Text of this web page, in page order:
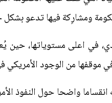
ومشارِكة فيها تدعو بشكل
في اعلى مستوياتها، حين
من الوجود الأمريكي
واضحا حول النفوذ